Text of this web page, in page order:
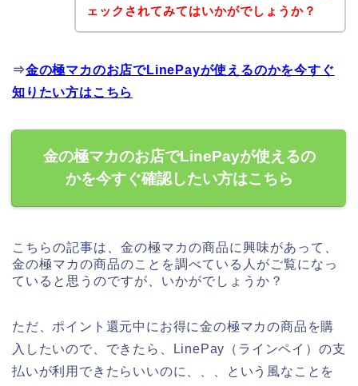
ェックされてみてはいかがでしょうか？
⇒金の極マカのお店でLinePayが使えるのかを今すぐ
知りたい方はこちら
金の極マカのお店でLinePayが使えるの
かを今すぐ確認したい方はこちら
こちらの記事は、金の極マカの商品に興味があって、
金の極マカの商品のことを調べている人がご覧になっ
ていると思うのですが、いかがでしょうか？
ただ、ポイント還元中にお得に金の極マカの商品を購
入したいので、できたら、LinePay（ラインペイ）の支
払いが利用できたらいいのに、、、という風なことを